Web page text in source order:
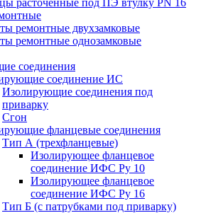
расточенные под ПЭ втулку PN 16
ремонтные двухзамковые
ремонтные однозамковые
соединения
соединение ИС
Изолирующие соединения под
приварку
Сгон
фланцевые соединения
Тип А (трехфланцевые)
Изолирующее фланцевое
соединение ИФС Ру 10
Изолирующее фланцевое
соединение ИФС Ру 16
Тип Б (с патрубками под приварку)